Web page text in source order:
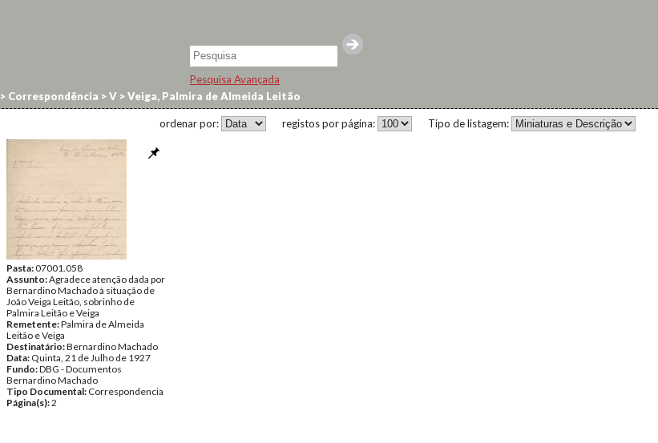
Pesquisa Avançada
> Correspondência >V >Veiga, Palmira de Almeida Leitão
Tipo de listagem:
registos por página:
ordenar por:
Pasta:07001.058
Assunto:Agradece atenção dada por
Bernardino Machado à situação de
João Veiga Leitão, sobrinho de
Palmira Leitão e Veiga
Remetente:Palmira de Almeida
Leitão e Veiga
Destinatário:Bernardino Machado
Data: Quinta, 21 de Julho de 1927
Fundo:DBG - Documentos
Bernardino Machado
Tipo Documental: Correspondencia
Página(s):2